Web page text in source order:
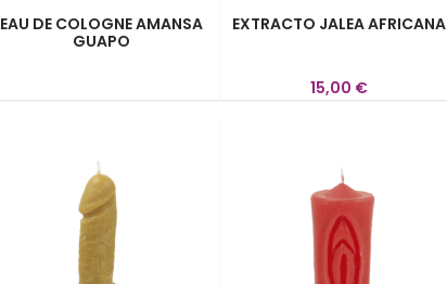
EAU DE COLOGNE AMANSA
GUAPO
EXTRACTO JALEA AFRICANA
15,00 €